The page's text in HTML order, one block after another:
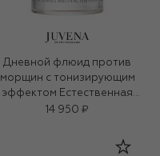
Дневной флюид против
морщин с тонизирующим
эффектом Естественная
бронза SPF 10 (50ml)
14 950 ₽